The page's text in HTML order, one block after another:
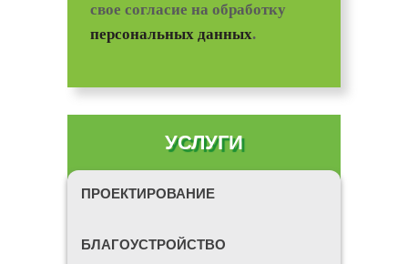
свое согласие на обработку
персональных данных.
УСЛУГИ
ПРОЕКТИРОВАНИЕ
БЛАГОУСТРОЙСТВО